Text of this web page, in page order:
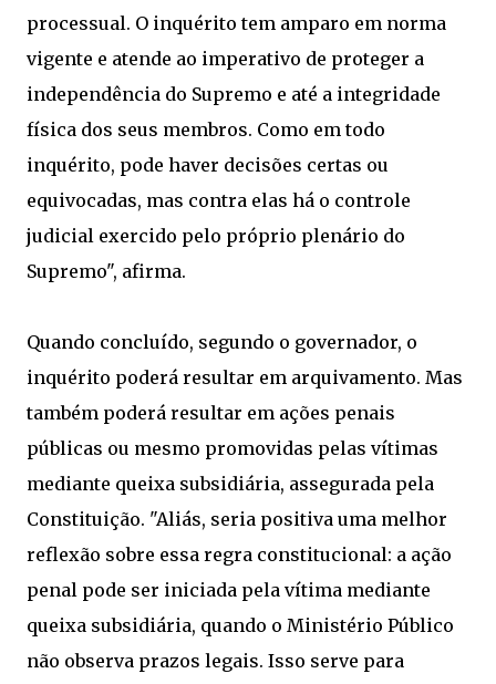
processual. O inquérito tem amparo em norma
vigente e atende ao imperativo de proteger a
independência do Supremo e até a integridade
física dos seus membros. Como em todo
inquérito, pode haver decisões certas ou
equivocadas, mas contra elas há o controle
judicial exercido pelo próprio plenário do
Supremo", afirma.
Quando concluído, segundo o governador, o
inquérito poderá resultar em arquivamento. Mas
também poderá resultar em ações penais
públicas ou mesmo promovidas pelas vítimas
mediante queixa subsidiária, assegurada pela
Constituição. "Aliás, seria positiva uma melhor
reflexão sobre essa regra constitucional: a ação
penal pode ser iniciada pela vítima mediante
queixa subsidiária, quando o Ministério Público
não observa prazos legais. Isso serve para